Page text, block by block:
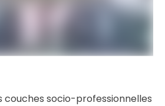
couches socio-professionnelles